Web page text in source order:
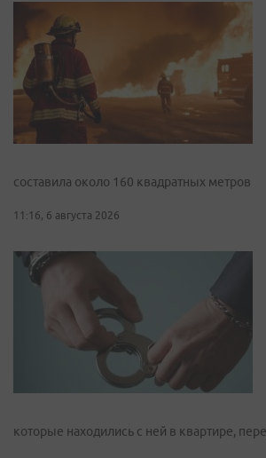
составила около 160 квадратных метров
11:16, 6 августа 2026
которые находились с ней в квартире,